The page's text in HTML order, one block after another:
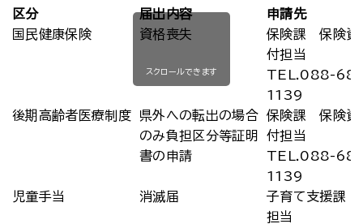
区分 届出内容
申請先
国民健康保険
資格喪失
保険課 保険資
付担当
TEL.088-
1139
後期高齢者医療制度
県外への転出の場合
のみ負担区分等証明
書の申請
保険課 保険資
付担当
TEL.088-
1139
児童手当
消滅届
子育て支援課
担当
スクロールできます